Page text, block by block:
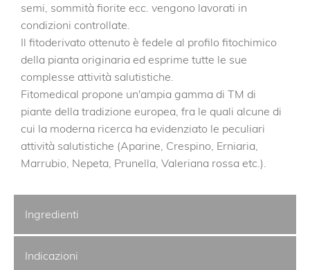
semi, sommità fiorite ecc. vengono lavorati in
condizioni controllate.
Il fitoderivato ottenuto è fedele al profilo fitochimico
della pianta originaria ed esprime tutte le sue
complesse attività salutistiche.
Fitomedical propone un'ampia gamma di TM di
piante della tradizione europea, fra le quali alcune di
cui la moderna ricerca ha evidenziato le peculiari
attività salutistiche (Aparine, Crespino, Erniaria,
Marrubio, Nepeta, Prunella, Valeriana rossa etc.).
Ingredienti
Indicazioni